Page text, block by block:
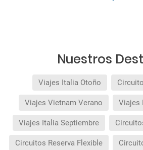
Nuestros
Viajes Italia Otoño
Viajes Vietnam Verano Viajes
Viajes Italia Septiembre
Circuitos Reserva Flexible